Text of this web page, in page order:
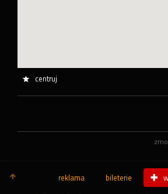
centruj
reklama bileterie